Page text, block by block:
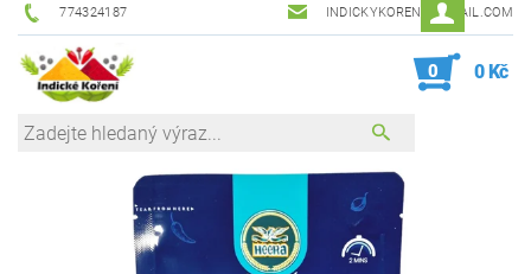
774324187 INDICKYKORENI@GMAIL.COM
0 0 Kč